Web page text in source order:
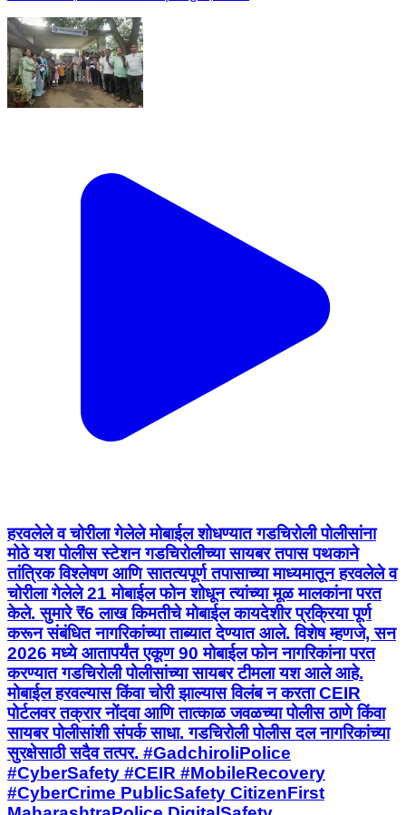
हरवलेले व चोरीला गेलेले मोबाईल शोधण्यात गडचिरोली पोलीसांना
मोठे यश पोलीस स्टेशन गडचिरोलीच्या सायबर तपास पथकाने
तांत्रिक विश्लेषण आणि सातत्यपूर्ण तपासाच्या माध्यमातून हरवलेले व
चोरीला गेलेले 21 मोबाईल फोन शोधून त्यांच्या मूळ मालकांना परत
केले. सुमारे ₹6 लाख किमतीचे मोबाईल कायदेशीर प्रक्रिया पूर्ण
करून संबंधित नागरिकांच्या ताब्यात देण्यात आले. विशेष म्हणजे, सन
2026 मध्ये आतापर्यंत एकूण 90 मोबाईल फोन नागरिकांना परत
करण्यात गडचिरोली पोलीसांच्या सायबर टीमला यश आले आहे.
मोबाईल हरवल्यास किंवा चोरी झाल्यास विलंब न करता CEIR
पोर्टलवर तक्रार नोंदवा आणि तात्काळ जवळच्या पोलीस ठाणे किंवा
सायबर पोलीसांशी संपर्क साधा. गडचिरोली पोलीस दल नागरिकांच्या
सुरक्षेसाठी सदैव तत्पर. #GadchiroliPolice
#CyberSafety #CEIR #MobileRecovery
#CyberCrime PublicSafety CitizenFirst